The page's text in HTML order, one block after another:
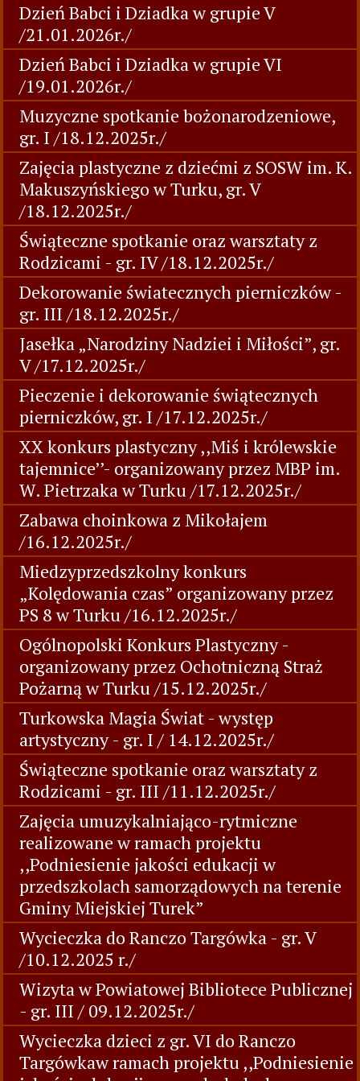
Dzień Babci i Dziadka w grupie V
/21.01.2026r./
Dzień Babci i Dziadka w grupie VI
/19.01.2026r./
Muzyczne spotkanie bożonarodzeniowe,
gr. I /18.12.2025r./
Zajęcia plastyczne z dziećmi z SOSW im. K.
Makuszyńskiego w Turku, gr. V
/18.12.2025r./
Świąteczne spotkanie oraz warsztaty z
Rodzicami - gr. IV /18.12.2025r./
Dekorowanie światecznych pierniczków -
gr. III /18.12.2025r./
Jasełka „Narodziny Nadziei i Miłości”, gr.
V /17.12.2025r./
Pieczenie i dekorowanie świątecznych
pierniczków, gr. I /17.12.2025r./
XX konkurs plastyczny ,,Miś i królewskie
tajemnice’’- organizowany przez MBP im.
W. Pietrzaka w Turku /17.12.2025r./
Zabawa choinkowa z Mikołajem
/16.12.2025r./
Miedzyprzedszkolny konkurs
„Kolędowania czas” organizowany przez
PS 8 w Turku /16.12.2025r./
Ogólnopolski Konkurs Plastyczny -
organizowany przez Ochotniczną Straż
Pożarną w Turku /15.12.2025r./
Turkowska Magia Świat - występ
artystyczny - gr. I / 14.12.2025r./
Świąteczne spotkanie oraz warsztaty z
Rodzicami - gr. III /11.12.2025r./
Zajęcia umuzykalniająco-rytmiczne
realizowane w ramach projektu
,,Podniesienie jakości edukacji w
przedszkolach samorządowych na terenie
Gminy Miejskiej Turek”
Wycieczka do Ranczo Targówka - gr. V
/10.12.2025 r./
Wizyta w Powiatowej Bibliotece Publicznej
- gr. III / 09.12.2025r./
Wycieczka dzieci z gr. VI do Ranczo
Targówkaw ramach projektu ,,Podniesienie